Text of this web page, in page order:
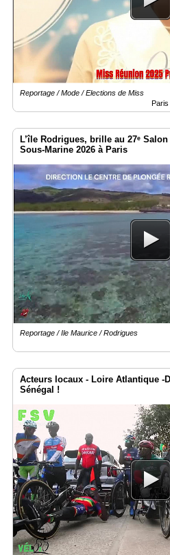
Reportage / Mode / Elections de Miss
Paris
L’île Rodrigues, brille au 27ᵉ
Sous-Marine 2026 à Paris
Reportage / Ile Maurice / Rodrigues
Acteurs locaux - Loire Atlantique -
Sénégal !